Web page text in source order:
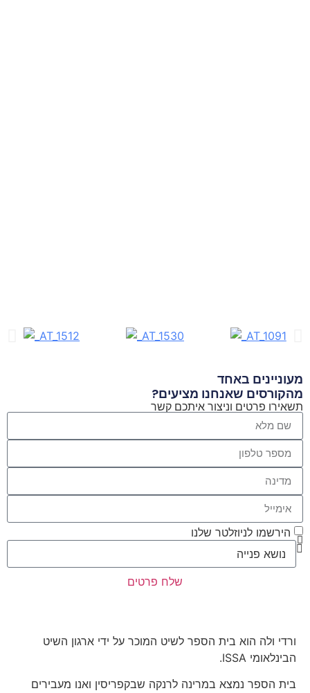
מעוניינים באחד
מהקורסים שאנחנו מציעים?
תשאירו פרטים וניצור איתכם קשר
הירשמו לניוזלטר שלנו
שלח פרטים
ורדי ולה הוא בית הספר לשיט המוכר על ידי ארגון השיט
הבינלאומי ISSA.
בית הספר נמצא במרינה לרנקה שבקפריסין ואנו מעבירים